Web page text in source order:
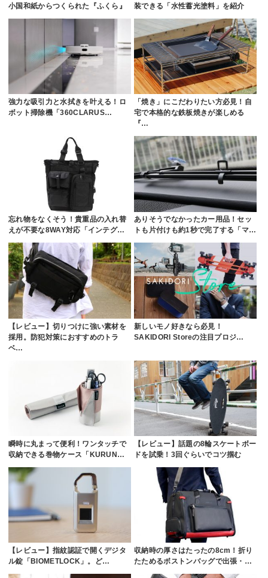
小国和紙からつくられた『ふくら』
装できる「水性蓄光塗料」を紹介
強力な吸引力と水拭きを叶える！ロ
ボット掃除機「360CLARUS…
「焼き」にこだわりたい方必見！自
宅で本格的な鉄板焼きが楽しめる
『…
忘れ物をなくそう！貴重品の入れ替
えが不要な8WAY対応「インテグ…
ありそうでなかったカー用品！セッ
トも片付けも約1秒で完了する「マ…
【レビュー】切りつけに強い素材を
採用。防犯対策におすすめのトラ
ベ…
新しいモノ好きなら必見！
SAKIDORI Storeの注目プロジ…
瞬時に丸まって便利！ワンタッチで
収納できる巻物ケース「KURUN…
【レビュー】話題の8輪スケートボー
ドを試乗！3回ぐらいでコツ掴む
【レビュー】指紋認証で開くデジタ
ル錠「BIOMETLOCK」。ど…
収納時の厚さはたったの8cm！折り
たためるボストンバッグで出張・…